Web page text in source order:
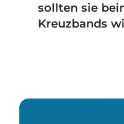
sollten sie
Kreuzbands